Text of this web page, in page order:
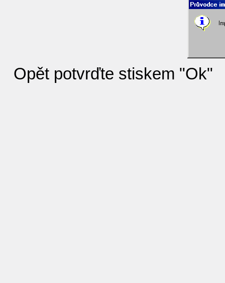
Opět potvrďte stiskem "Ok"